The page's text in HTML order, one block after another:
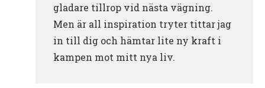
gladare tillrop vid nästa vägning.
Men är all inspiration tryter tittar jag
in till dig och hämtar lite ny kraft i
kampen mot mitt nya liv.